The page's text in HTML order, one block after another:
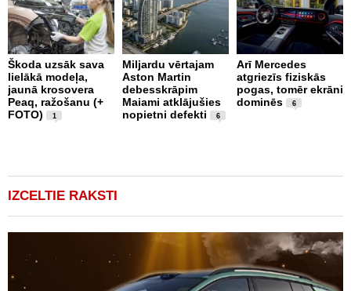
Škoda uzsāk sava
lielākā modeļa,
jaunā krosovera
Peaq, ražošanu (+
FOTO)
1
Miljardu vērtajam
Aston Martin
debesskrāpim
Maiami atklājušies
nopietni defekti
6
Arī Mercedes
atgriezīs fiziskās
pogas, tomēr ekrāni
dominēs
6
IZCELTIE RAKSTI